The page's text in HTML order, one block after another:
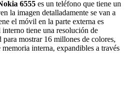
6555 es un teléfono que tiene un
la imagen detalladamente se van a
el móvil en la parte externa es
tiene una resolución de
mostrar 16 millones de colores,
interna, expandibles a través